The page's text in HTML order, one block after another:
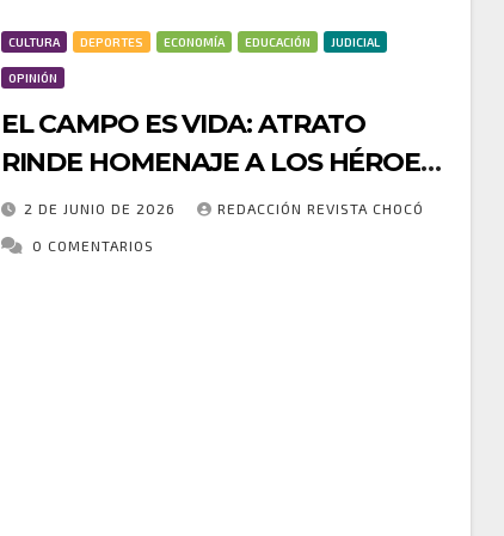
CULTURA DEPORTES ECONOMÍA EDUCACIÓN JUDICIAL
OPINIÓN
EL CAMPO ES VIDA: ATRATO
RINDE HOMENAJE A LOS HÉROES
QUE ALIMENTAN A COLOMBIA
2 DE JUNIO DE 2026 REDACCIÓN REVISTA CHOCÓ
0 COMENTARIOS